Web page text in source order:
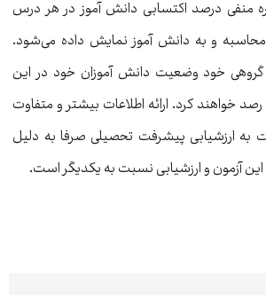
منفی درصد اکتسابی دانش آموز در هر درس
محاسبه و به دانش آموز نمایش داده می‌شود.
خود وضعیت دانش آموزان خود در این
خواهند کرد. ارائه اطلاعات بیشتر و متفاوت
به ارزشیابی پیشرفت تحصیلی صرفا به دلیل
آزمون و ارزشیابی نسبت به یکدیگر است.